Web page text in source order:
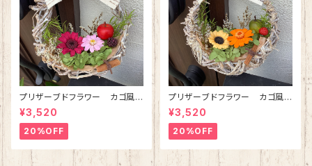
プリザーブドフラワー カゴ風リ
ースブーケ(ピンク)
¥3,520
20%OFF
プリザーブドフラワー カゴ風リ
ースブーケ(オレンジ)
¥3,520
20%OFF